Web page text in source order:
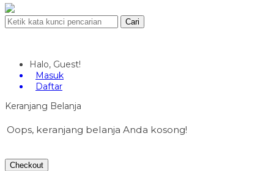
Cari
Halo, Guest!
Masuk
Daftar
Keranjang Belanja
Oops, keranjang belanja Anda kosong!
Checkout